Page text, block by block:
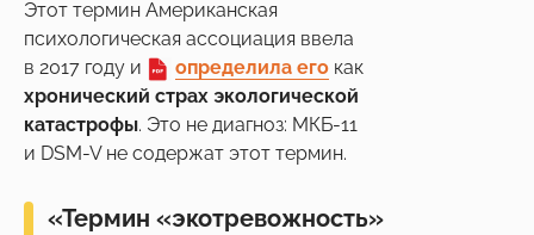
Этот термин Американская
психологическая ассоциация ввела
в 2017 году и ___ определила его как
хронический страх экологической
катастрофы. Это не диагноз: МКБ-11
и DSM-V не содержат этот термин.
«Термин «экотревожность»